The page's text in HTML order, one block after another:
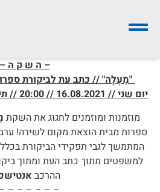
– ה ש ק ה –
"מַעְלָה" // כתב עת לביקורת
יום שני // 16.08.2021 // 20:00 // תיאטרון "תמונע", תל אביב
מוזמנות ומוזמנים לחגוג את השקת
ספרות מבית הוצאת מקום לשירה!
המתמשך לגבי תפקידי הביקורת
למשפטים מתוך כתב העת ומתוך
ההרכב